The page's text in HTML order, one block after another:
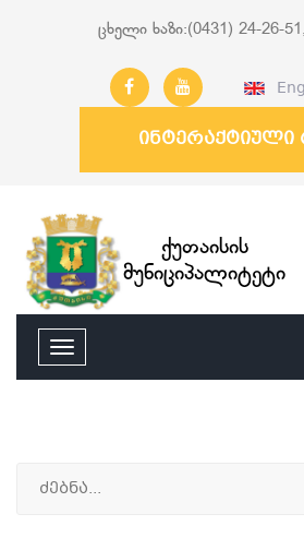
ცხელი ხაზი:(0431) 24-26-
ინტერაქტიული
ქუთაისის
მუნიციპალიტეტი